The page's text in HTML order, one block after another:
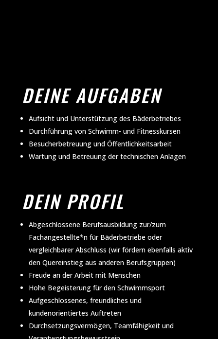
DEINE AUFGABEN
Aufsicht und Unterstützung des Bäderbetriebes
Durchführung von Schwimm- und Fitnesskursen
Besucherbetreuung und Öffentlichkeitsarbeit
Wartung und Betreuung der technischen Anlagen
DEIN PROFIL
Abgeschlossene Berufsausbildung zur/zum
Fachangestellte*n für Bäderbetriebe oder
vergleichbarer Abschluss (wir fördern ebenfalls aktiv
den Quereinstieg aus anderen Berufsgruppen)
Freude an der Arbeit mit Menschen
Hohe Begeisterung für den Schwimmsport
Aufgeschlossenes, freundliches und
kundenorientiertes Auftreten
Durchsetzungsvermögen, Teamfähigkeit und